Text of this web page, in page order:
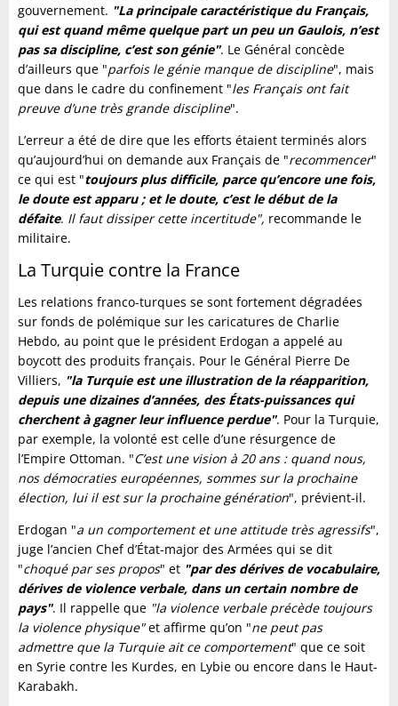
gouvernement. "La principale caractéristique du Français,
qui est quand même quelque part un peu un Gaulois, n’est
pas sa discipline, c’est son génie". Le Général concède
d’ailleurs que "parfois le génie manque de discipline", mais
que dans le cadre du confinement "les Français ont fait
preuve d’une très grande discipline".
L’erreur a été de dire que les efforts étaient terminés alors
qu’aujourd’hui on demande aux Français de "recommencer"
ce qui est "toujours plus difficile, parce qu’encore une fois,
le doute est apparu ; et le doute, c’est le début de la
défaite. Il faut dissiper cette incertitude", recommande le
militaire.
La Turquie contre la France
Les relations franco-turques se sont fortement dégradées
sur fonds de polémique sur les caricatures de Charlie
Hebdo, au point que le président Erdogan a appelé au
boycott des produits français. Pour le Général Pierre De
Villiers, "la Turquie est une illustration de la réapparition,
depuis une dizaines d’années, des États-puissances qui
cherchent à gagner leur influence perdue". Pour la Turquie,
par exemple, la volonté est celle d’une résurgence de
l’Empire Ottoman. "C’est une vision à 20 ans : quand nous,
nos démocraties européennes, sommes sur la prochaine
élection, lui il est sur la prochaine génération", prévient-il.
Erdogan "a un comportement et une attitude très agressifs",
juge l’ancien Chef d’État-major des Armées qui se dit
"choqué par ses propos" et "par des dérives de vocabulaire,
dérives de violence verbale, dans un certain nombre de
pays". Il rappelle que "la violence verbale précède toujours
la violence physique"et affirme qu’on "ne peut pas
admettre que la Turquie ait ce comportement" que ce soit
en Syrie contre les Kurdes, en Lybie ou encore dans le Haut-
Karabakh.